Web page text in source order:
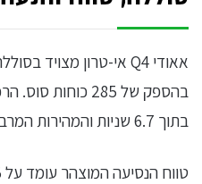
בתוך 6.7 שניות והמהירות המרבית בו היא 180 קמ"ש.